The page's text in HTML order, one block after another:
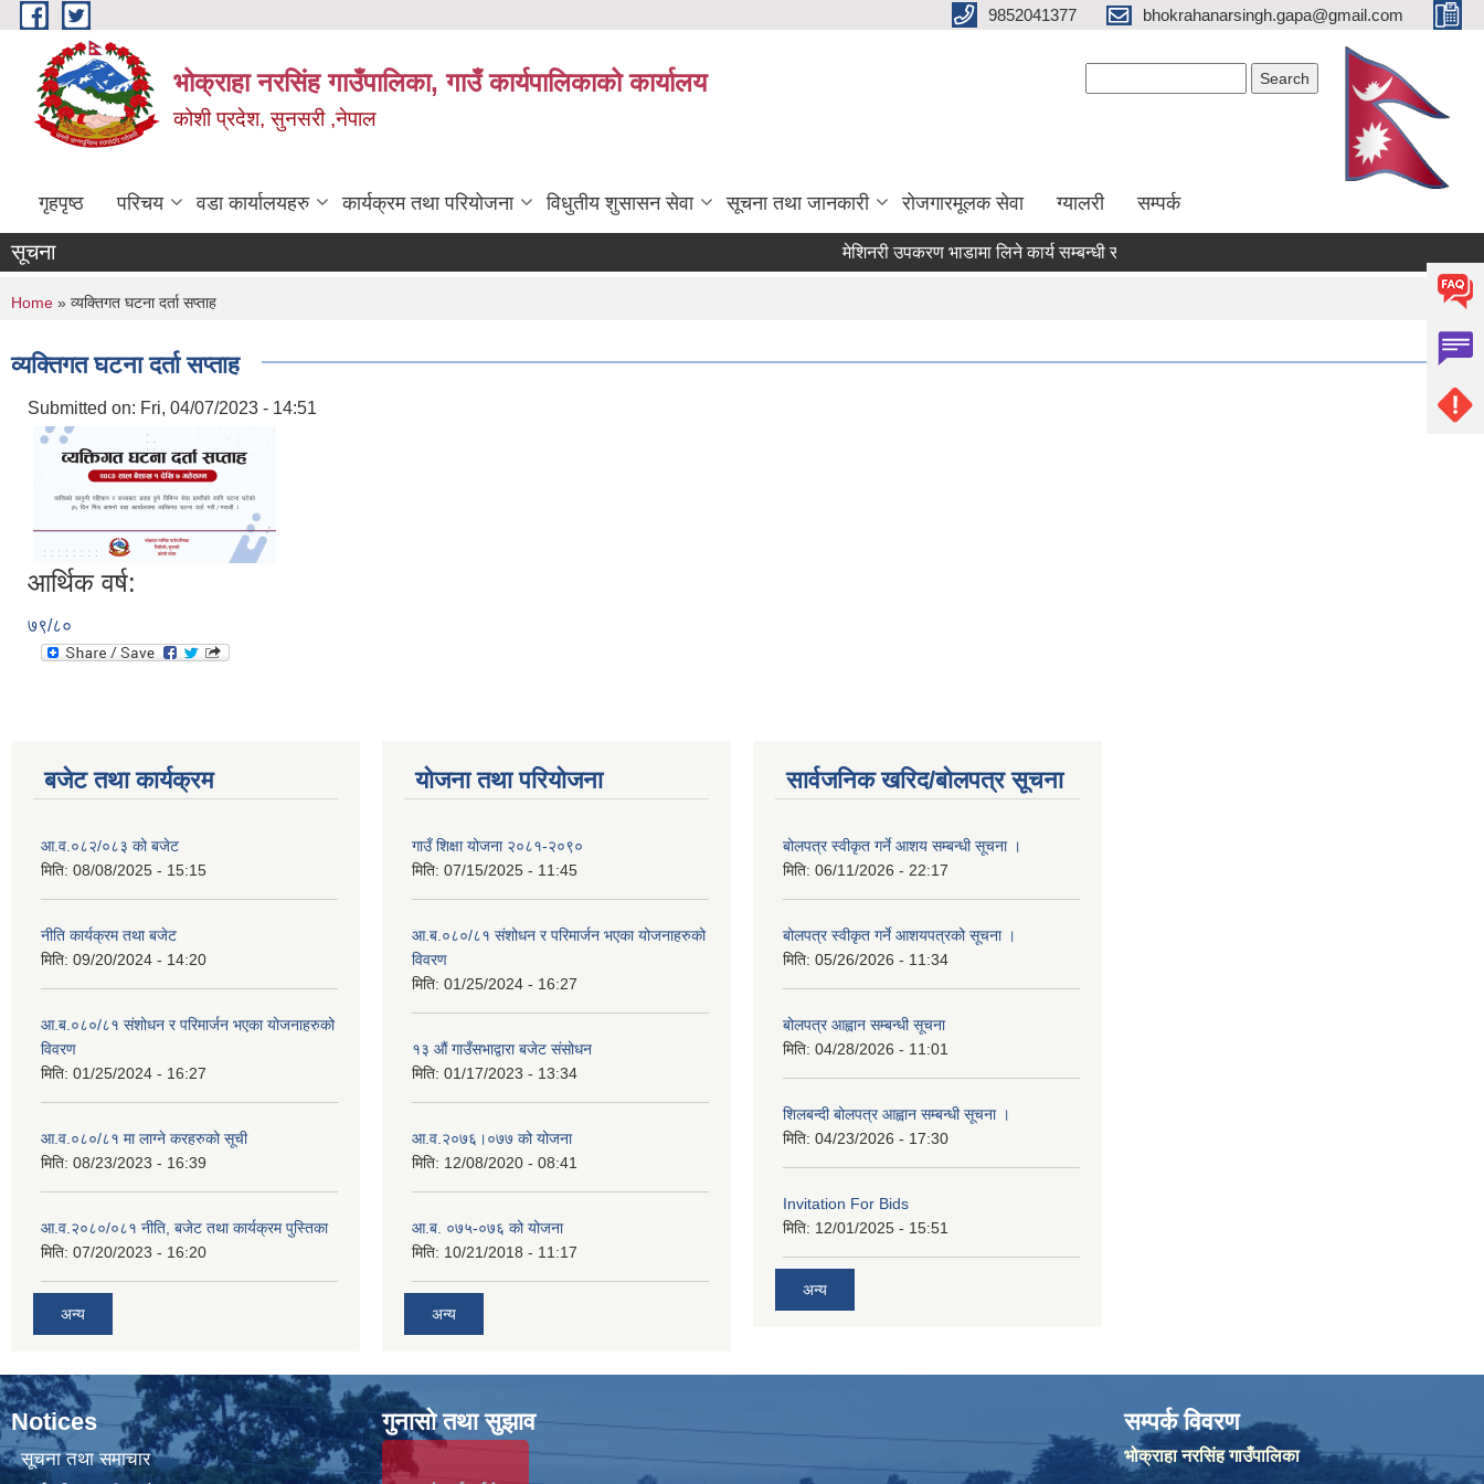
Skip to main content 9852041377 bhokrahanarsingh.gapa@gmail.com
भोक्राहा नरसिंह गाउँपालिका, गाउँ कार्यपालिकाको कार्यालय
कोशी प्रदेश, सुनसरी ,नेपाल
गृहपृष्ठ परिचय वडा कार्यालयहरु कार्यक्रम तथा परियोजना विधुतीय शुसासन सेवा सूचना तथा जानकारी रोजगारमूलक सेवा ग्यालरी सम्पर्क
सूचना मेशिनरी उपकरण भाडामा लिने कार्य सम्बन्धी सूचना
You are here
Home » व्यक्तिगत घटना दर्ता सप्ताह
व्यक्तिगत घटना दर्ता सप्ताह
Submitted on: Fri, 04/07/2023 - 14:51
आर्थिक वर्ष:
७९/८०
बजेट तथा कार्यक्रम
आ.व.०८२/०८३ को बजेट
मिति: 08/08/2025 - 15:15
नीति कार्यक्रम तथा बजेट
मिति: 09/20/2024 - 14:20
आ.ब.०८०/८१ संशोधन र परिमार्जन भएका योजनाहरुको
विवरण
मिति: 01/25/2024 - 16:27
आ.व.०८०/८१ मा लाग्ने करहरुको सूची
मिति: 08/23/2023 - 16:39
आ.व.२०८०/०८१ नीति, बजेट तथा कार्यक्रम पुस्तिका
मिति: 07/20/2023 - 16:20
अन्य
योजना तथा परियोजना
गाउँ शिक्षा योजना २०८१-२०९०
मिति: 07/15/2025 - 11:45
आ.ब.०८०/८१ संशोधन र परिमार्जन भएका योजनाहरुको
विवरण
मिति: 01/25/2024 - 16:27
१३ औं गाउँसभाद्वारा बजेट संसोधन
मिति: 01/17/2023 - 13:34
आ‍.व.२०७६।०७७ को योजना
मिति: 12/08/2020 - 08:41
आ.ब. ०७५-०७६ को योजना
मिति: 10/21/2018 - 11:17
अन्य
सार्वजनिक खरिद/बोलपत्र सूचना
बोलपत्र स्वीकृत गर्ने आशय सम्बन्धी सूचना ।
मिति: 06/11/2026 - 22:17
बोलपत्र स्वीकृत गर्ने आशयपत्रको सूचना ।
मिति: 05/26/2026 - 11:34
बोलपत्र आह्वान सम्बन्धी सूचना
मिति: 04/28/2026 - 11:01
शिलबन्दी बोलपत्र आह्वान सम्बन्धी सूचना ।
मिति: 04/23/2026 - 17:30
Invitation For Bids
मिति: 12/01/2025 - 15:51
अन्य
Notices
सूचना तथा समाचार
गुनासो तथा सुझाव सम्पर्क विवरण
भोक्राहा नरसिंह गाउँपालिका